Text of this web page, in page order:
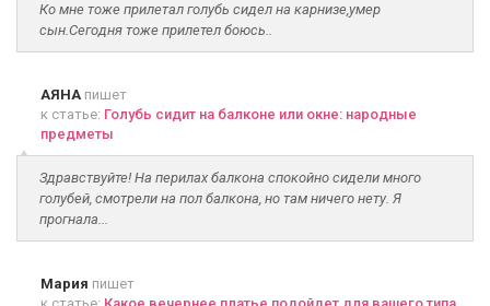
Ко мне тоже прилетал голубь сидел на карнизе,умер
сын.Сегодня тоже прилетел боюсь..
АЯНА пишет
к статье: Голубь сидит на балконе или окне: народные
предметы
Здравствуйте! На перилах балкона спокойно сидели много
голубей, смотрели на пол балкона, но там ничего нету. Я
прогнала...
Мария пишет